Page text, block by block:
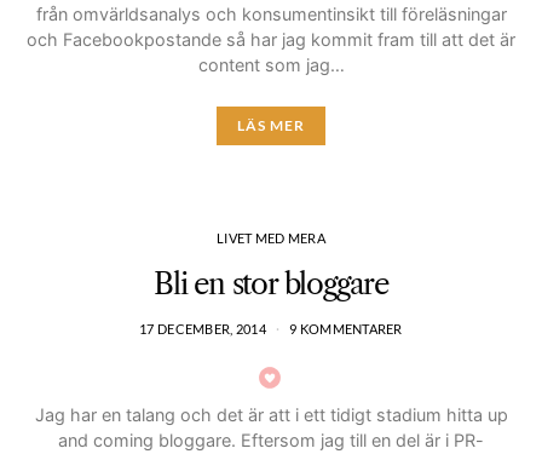
från omvärldsanalys och konsumentinsikt till föreläsningar
och Facebookpostande så har jag kommit fram till att det är
content som jag…
LÄS MER
LIVET MED MERA
Bli en stor bloggare
17 DECEMBER, 2014 9 KOMMENTARER
Jag har en talang och det är att i ett tidigt stadium hitta up
and coming bloggare. Eftersom jag till en del är i PR-